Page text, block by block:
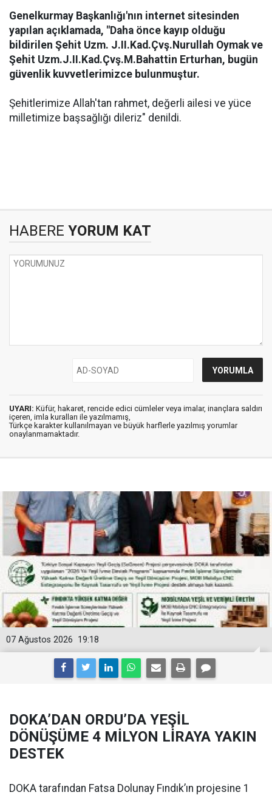
Genelkurmay Başkanlığı'nın internet sitesinden
yapılan açıklamada, "Daha önce kayıp olduğu
bildirilen Şehit Uzm. J.II.Kad.Çvş.Nurullah Oymak ve
Şehit Uzm.J.II.Kad.Çvş.M.Bahattin Erturhan, bugün
güvenlik kuvvetlerimizce bulunmuştur.
Şehitlerimize Allah'tan rahmet, değerli ailesi ve yüce
milletimize başsağlığı dileriz" denildi.
HABERE YORUM KAT
UYARI: Küfür, hakaret, rencide edici cümleler veya imalar, inançlara saldırı
içeren, imla kuralları ile yazılmamış,
Türkçe karakter kullanılmayan ve büyük harflerle yazılmış yorumlar
onaylanmamaktadır.
19:18
07 Ağustos 2026
DOKA’DAN ORDU’DA YEŞİL
DÖNÜŞÜME 4 MİLYON LİRAYA YAKIN
DESTEK
DOKA tarafından Fatsa Dolunay Fındık’ın projesine 1